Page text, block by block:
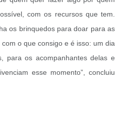
com os recursos que tem.
os brinquedos para doar para as
o que consigo e é isso: um dia
para os acompanhantes delas e
esse momento”, concluiu